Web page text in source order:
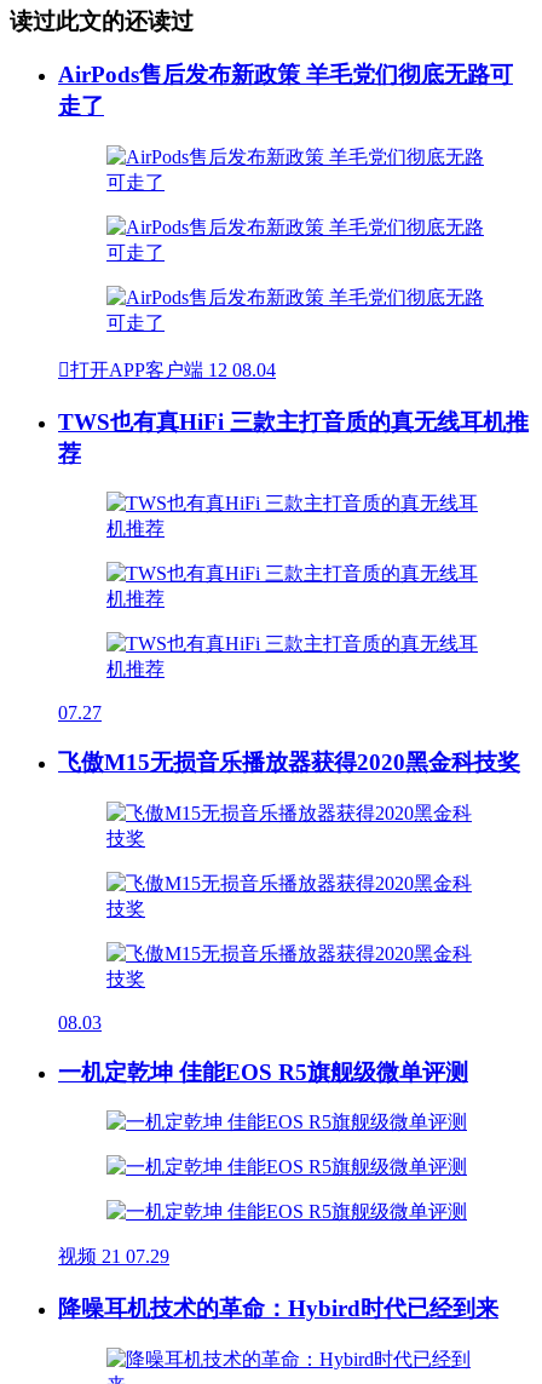
读过此文的还读过
AirPods售后发布新政策 羊毛党们彻底无路可
走了
打开APP客户端 12 08.04
TWS也有真HiFi 三款主打音质的真无线耳机推
荐
07.27
飞傲M15无损音乐播放器获得2020黑金科技奖
08.03
一机定乾坤 佳能EOS R5旗舰级微单评测
视频 21 07.29
降噪耳机技术的革命：Hybird时代已经到来